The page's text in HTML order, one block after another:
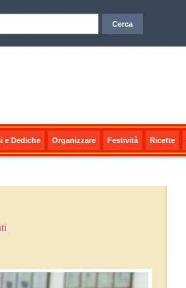
e Dediche Organizzare Festività Ricette